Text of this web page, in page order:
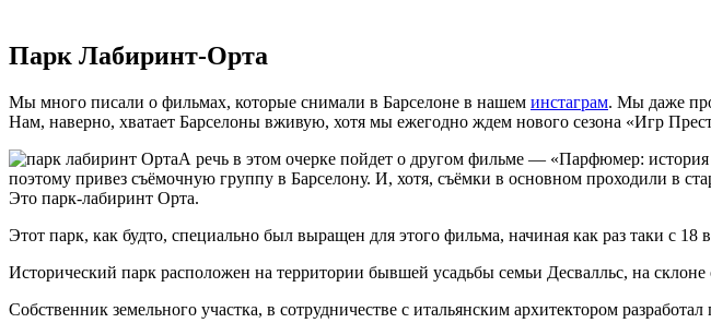
Парк Лабиринт-Орта
Мы много писали о фильмах, которые снимали в Барселоне в нашем инстаграм. Мы даже
Нам, наверно, хватает Барселоны вживую, хотя мы ежегодно ждем нового сезона «Игр
А речь в этом очерке пойдет о другом фильме — «Парфюмер:
поэтому привез съёмочную группу в Барселону. И, хотя, съёмки в основном проходили в
Это парк-лабиринт Орта.
Этот парк, как будто, специально был выращен для этого фильма, начиная как раз таки с 18
Исторический парк расположен на территории бывшей усадьбы семьи Десвалльс, на
Собственник земельного участка, в сотрудничестве с итальянским архитектором разработал